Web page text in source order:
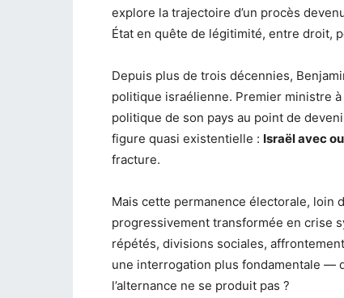
explore la trajectoire d’un procès
État en quête de légitimité, entre droit,
Depuis plus de trois décennies,
politique israélienne. Premier ministre
politique de son pays au point de
figure quasi existentielle : Israël avec
fracture.
Mais cette permanence électorale, loin
progressivement transformée en crise
répétés, divisions sociales,
une interrogation plus fondamentale —
l’alternance ne se produit pas ?